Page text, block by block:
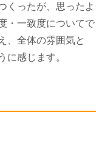
くったが、思った よ
・一致度についてで
、全体の雰囲気と
に感じます。